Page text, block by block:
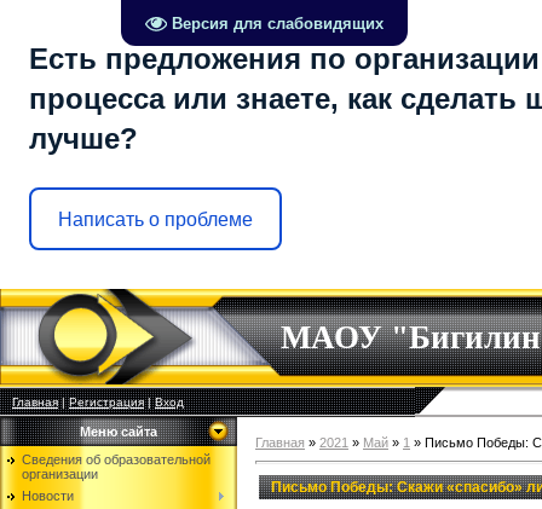
Версия для слабовидящих
Есть предложения по
процесса или знаете, как сделать
лучше?
Написать о проблеме
МАОУ
Главная|Регистрация|Вход
Меню сайта
Сведения об образовательной
организации
Новости
Главная » 2021 » Май » 1 » Письмо Победы:
Письмо Победы: Скажи «спасибо»